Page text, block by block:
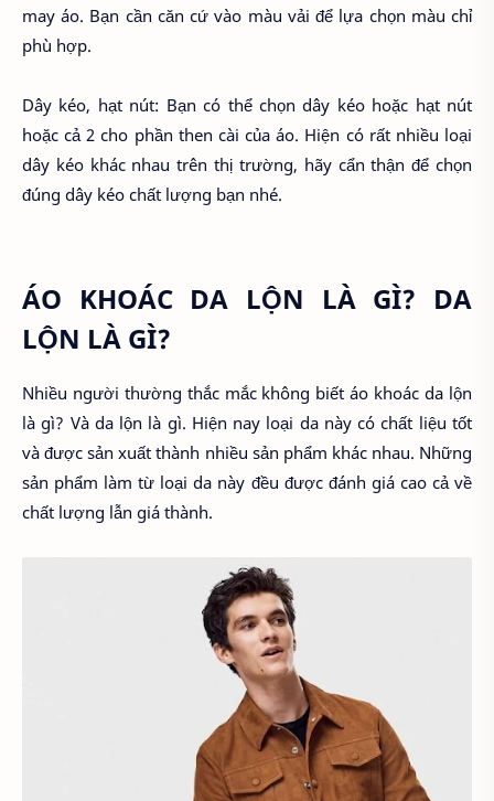
may áo. Bạn cần căn cứ vào màu vải để lựa chọn màu chỉ
phù hợp.
Dây kéo, hạt nút: Bạn có thể chọn dây kéo hoặc hạt nút
hoặc cả 2 cho phần then cài của áo. Hiện có rất nhiều loại
dây kéo khác nhau trên thị trường, hãy cẩn thận để chọn
đúng dây kéo chất lượng bạn nhé.
ÁO KHOÁC DA LỘN LÀ GÌ? DA
LỘN LÀ GÌ?
Nhiều người thường thắc mắc không biết áo khoác da lộn
là gì? Và da lộn là gì. Hiện nay loại da này có chất liệu tốt
và được sản xuất thành nhiều sản phẩm khác nhau. Những
sản phẩm làm từ loại da này đều được đánh giá cao cả về
chất lượng lẫn giá thành.